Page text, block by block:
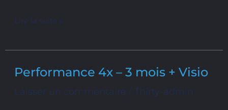
Lire la suite »
Performance 4x – 3 mois + Visio
Laisser un commentaire / Thirty-admin
Performance
4x